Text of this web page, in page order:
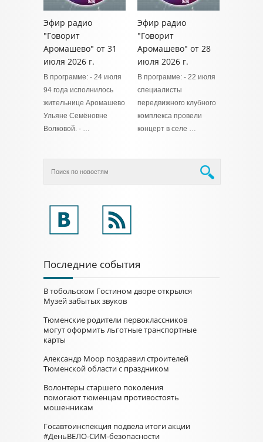
Эфир радио
"Говорит
Аромашево" от 31
июля 2026 г.
В программе: - 24 июля
94 года исполнилось
жительнице Аромашево
Ульяне Семёновне
Волковой. - …
Эфир радио
"Говорит
Аромашево" от 28
июля 2026 г.
В программе: - 22 июля
специалисты
передвижного клубного
комплекса провели
концерт в селе …
Последние события
В тобольском Гостином дворе открылся
Музей забытых звуков
Тюменские родители первоклассников
могут оформить льготные транспортные
карты
Александр Моор поздравил строителей
Тюменской области с праздником
Волонтеры старшего поколения
помогают тюменцам противостоять
мошенникам
Госавтоинспекция подвела итоги акции
#ДеньВЕЛО-СИМ-безопасности